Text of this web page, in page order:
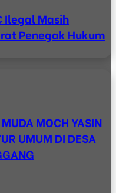
Ilegal Masih
Penegak Hukum
MOCH YASIN
UMUM DI DESA